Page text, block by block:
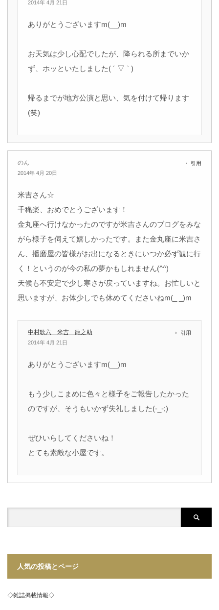
2014年 4月 21日
ありがとうございますm(__)m
お天気は少し心配でしたが、降られる所までいか
ず、ホッといたしました( ´ ▽ ` )
帰るまでが地方公演と思い、気を付けて帰ります
(笑)
のん
2014年 4月 20日
引用
米吉さん☆
千穐楽、おめでとうございます！
金丸座へ行けなかったのですが米吉さんのブログをみな
がら様子を伺えて嬉しかったです。また金丸座に米吉さ
ん、播磨屋の皆様がお出になるときにいつか必ず観に行
く！というのが今の私の夢かもしれません(^^)
天候も不安定で少し寒さが戻っていますね。お忙しいと
思いますが、お体少しでも休めてくださいねm(_ _)m
中村歌六 米吉 龍之助
2014年 4月 21日
引用
ありがとうございますm(__)m
もう少しこまめに色々と様子をご報告したかった
のですが、そうもいかず失礼しました(-_-;)
ぜひいらしてくださいね！
とても素敵な小屋です。
人気の投稿とページ
◇雑誌掲載情報◇